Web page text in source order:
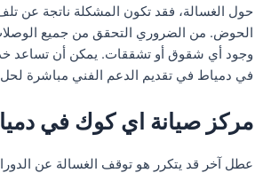
حول الغسالة، فقد تكون المشكلة ناتجة عن
الحوض. من الضروري التحقق من جميع
في دمياط في تقديم الدعم الفني مباشرة
مركز صيانة اي كوك في
عطل آخر قد يتكرر هو توقف الغسالة عن